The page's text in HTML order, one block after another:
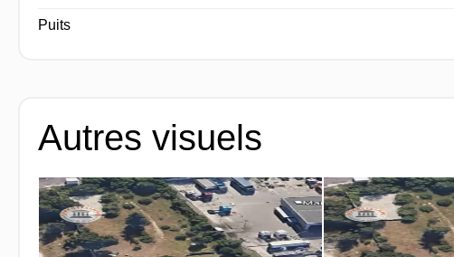
Puits
Autres visuels